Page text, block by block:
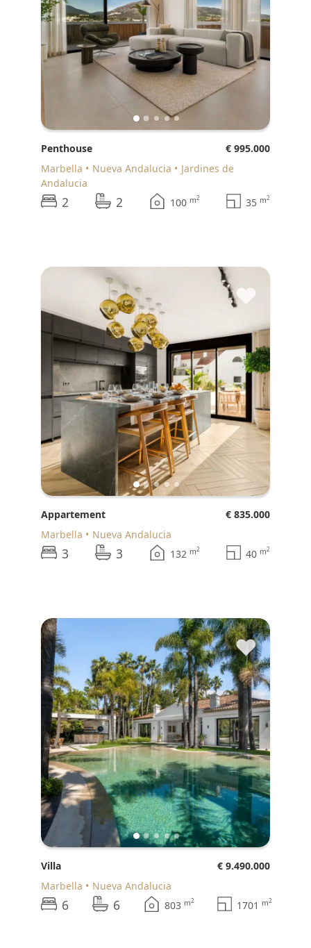
Penthouse
€ 995.000
Marbella
Nueva Andalucia
Jardines de
Andalucia
2 2 100 m2 35 m2
♥
Appartement
€ 835.000
Marbella
Nueva Andalucia
3 3 132 m2 40 m2
♥
Villa
€ 9.490.000
Marbella
Nueva Andalucia
6 6 803 m2 1701 m2